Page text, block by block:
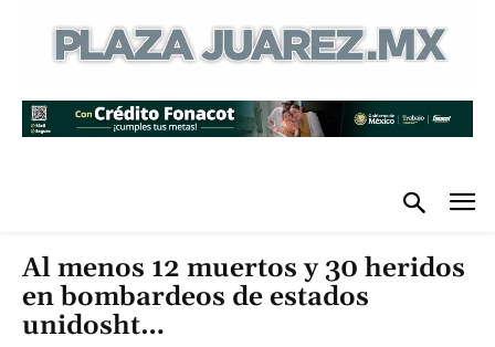
Al menos 12 muertos y 30 heridos
en bombardeos de estados
unidosht…